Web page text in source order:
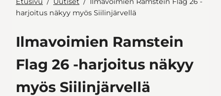
harjoitus näkyy myös Siilinjärvellä
Ilmavoimien Ramstein
Flag 26 -harjoitus näkyy
myös Siilinjärvellä